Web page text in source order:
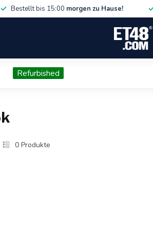
Bestellt bis 15:00 morgen zu Hause!
Refurbished
0 Produkte